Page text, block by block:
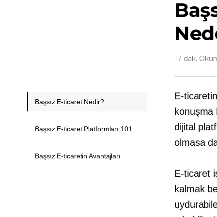
17 dak.
E-
konuşma
dijital
olmasa
E-ticaret
kalmak
Başsız E-ticaret Nedir?
Başsız E-ticaret Platformları 101
Başsız E-ticaretin Avantajları